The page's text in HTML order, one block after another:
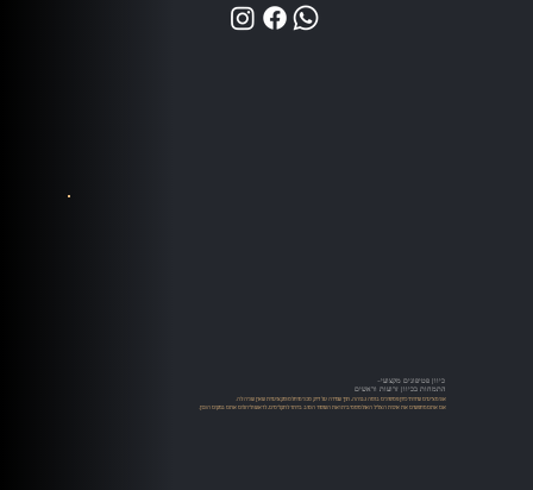
כיוון פטיפונים מקצועי-
התמחות בכיוון זרועות וראשים
אנו מציעים שירותי כיוון פטיפונים ברמה גבוהה, תוך שמירה על דיוק טכני מוחלט ומקצועיות שאין שניה לה.
אם אתם מחפשים את איכות הצליל האולטימטיבית ואת השימור הטוב ביותר לתקליטים, לראש וליהלום אתם במקום הנכון.​​